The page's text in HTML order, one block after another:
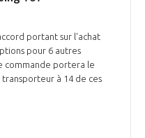
portant sur l'achat
pour 6 autres
commande portera le
à 14 de ces